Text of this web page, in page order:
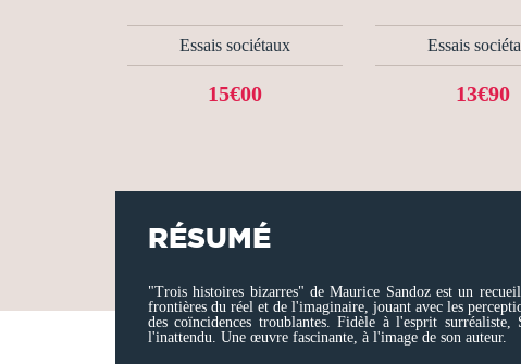
Essais sociétaux
15€00
Essais
13€90
RÉSUMÉ
"Trois histoires bizarres" de Maurice Sandoz est un
frontières du réel et de l'imaginaire, jouant avec les
des coïncidences troublantes. Fidèle à l'esprit
l'inattendu. Une œuvre fascinante, à l'image de son auteur.